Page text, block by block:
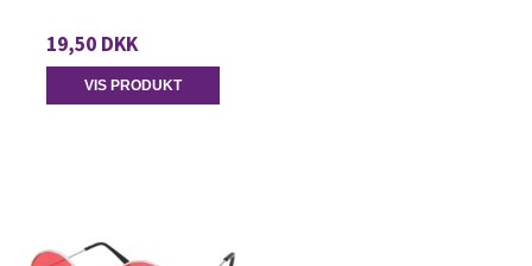
19,50 DKK
VIS PRODUKT